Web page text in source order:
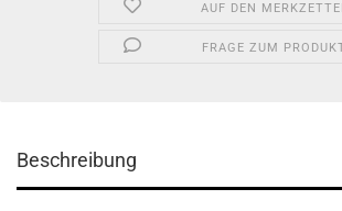
AUF DEN
FRAGE ZUM
Beschreibung